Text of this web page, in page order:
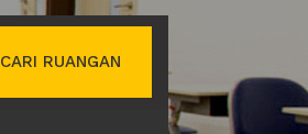
CARI RUANGAN